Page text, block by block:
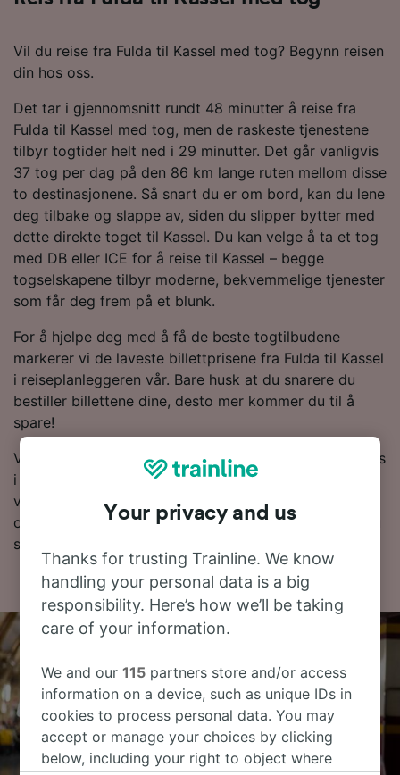
Vil du reise fra Fulda til Kassel med tog? Begynn reisen
din hos oss.
Det tar i gjennomsnitt rundt 48 minutter å reise fra
Fulda til Kassel med tog, men de raskeste tjenestene
tilbyr togtider helt ned i 29 minutter. Det går vanligvis
37 tog per dag på den 86 km lange ruten mellom disse
to destinasjonene. Så snart du er om bord, kan du lene
deg tilbake og slappe av, siden du slipper bytter med
dette direkte toget til Kassel. Du kan velge å ta et tog
med DB eller ICE for å reise til Kassel – begge
togselskapene tilbyr moderne, bekvemmelige tjenester
som får deg frem på et blunk.
For å hjelpe deg med å få de beste togtilbudene
markerer vi de laveste billettprisene fra Fulda til Kassel
i reiseplanleggeren vår. Bare husk at du snarere du
bestiller billettene dine, desto mer kommer du til å
spare!
Vil du bestille togbilletter nå? Bare start et søk hos oss
i dag. Hvis du vil vite mer om reisen, kan du lese
videre for å se rutetabellene (inkludert dagens første
og siste tog), vanlige spørsmål og tips om hvordan du
sikrer deg billetter til en lav pris.
Your privacy and us
Thanks for trusting Trainline. We know
handling your personal data is a big
responsibility. Here’s how we’ll be taking
care of your information.
We and our115 partners store and/or access
information on a device, such as unique IDs in
cookies to process personal data. You may
accept or manage your choices by clicking
below, including your right to object where